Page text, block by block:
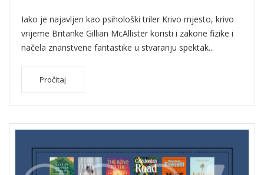
Iako je najavljen kao psihološki triler Krivo mjesto, krivo
vrijeme Britanke Gillian McAllister koristi i zakone fizike i
načela znanstvene fantastike u stvaranju spektak...
Pročitaj